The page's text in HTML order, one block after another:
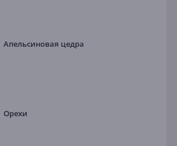
Апельсиновая цедра
Орехи